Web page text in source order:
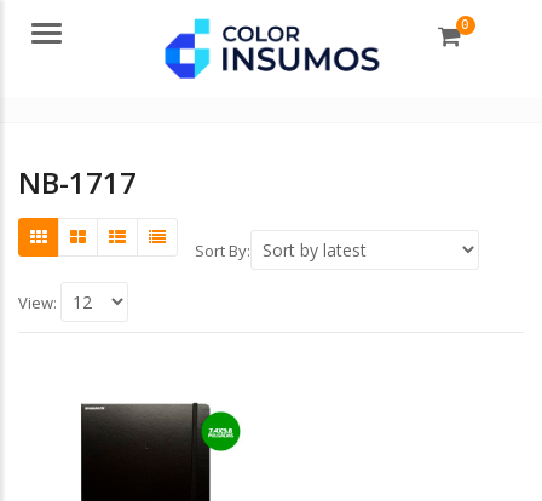
Menu 0
NB-1717
Sort By:
View: